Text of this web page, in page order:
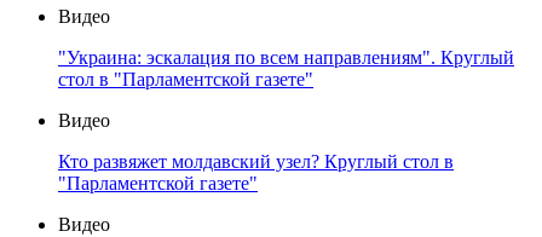
Видео
"Украина: эскалация по всем направлениям". Круглый
стол в "Парламентской газете"
Видео
Кто развяжет молдавский узел? Круглый стол в
"Парламентской газете"
Видео